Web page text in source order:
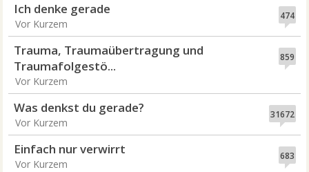
474
Ich denke gerade
Vor Kurzem
859
Trauma, Traumaübertragung und
Traumafolgestö...
Vor Kurzem
31672
Was denkst du gerade?
Vor Kurzem
683
Einfach nur verwirrt
Vor Kurzem